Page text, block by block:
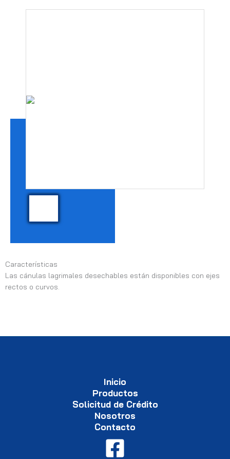
Características
Las cánulas lagrimales desechables están disponibles con ejes
rectos o curvos.
Inicio
Productos
Solicitud de Crédito
Nosotros
Contacto